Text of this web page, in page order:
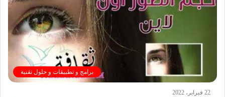
برامج و تطبيقات و حلول تقنية
22 فبراير، 2022